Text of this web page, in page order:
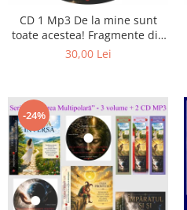
Literatura
Psihologie
Stiinta
CD 1 Mp3 De la mine sunt
toate acestea! Fragmente din
cărțile lui Marius Ghidel
30,00 Lei
-24%